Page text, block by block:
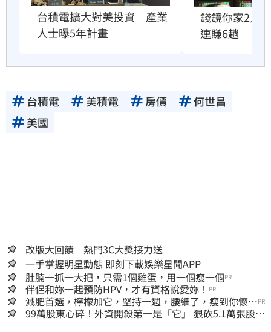
台積電擴大對美投資　產業
人士曝5年計畫
錢鏡你家2／
連賺6趟
台積電 美積電 房價
何世昌
美國
改版大回饋 熱門3C大獎接力送
一手掌握明星動態 即刻下載娛樂星聞APP
肚腩一抓一大把，只需1個雞蛋，用一個瘦一個PR
伴侶和妳一起預防HPV，才有資格說愛妳！ PR
減肥首選，檸檬加它，堅持一週，腰細了，瘦到你懷疑
人生
PR
99萬股東心碎！外資開殺第一是「它」 狠砍5.1萬張股價